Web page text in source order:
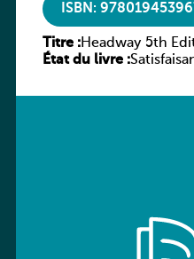
ISBN:
Titre :Headway 5th
Workbook
État du livre :